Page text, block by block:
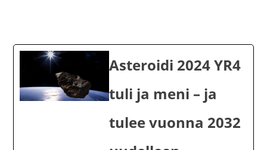
Asteroidi 2024 YR4
tuli ja meni – ja
tulee vuonna 2032